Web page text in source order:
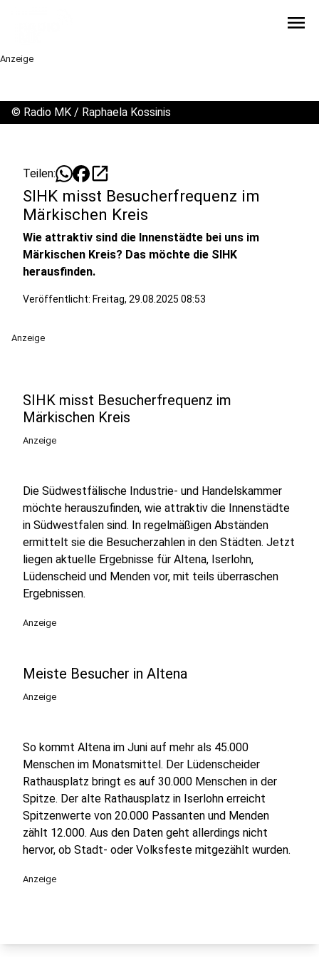
menu
Anzeige
© Radio MK / Raphaela Kossinis
Teilen: open_in_new
SIHK misst Besucherfrequenz im
Märkischen Kreis
Wie attraktiv sind die Innenstädte bei uns im
Märkischen Kreis? Das möchte die SIHK
herausfinden.
Veröffentlicht: Freitag, 29.08.2025 08:53
Anzeige
SIHK misst Besucherfrequenz im
Märkischen Kreis
Anzeige
Die Südwestfälische Industrie- und Handelskammer
möchte herauszufinden, wie attraktiv die Innenstädte
in Südwestfalen sind. In regelmäßigen Abständen
ermittelt sie die Besucherzahlen in den Städten. Jetzt
liegen aktuelle Ergebnisse für Altena, Iserlohn,
Lüdenscheid und Menden vor, mit teils überraschen
Ergebnissen.
Anzeige
Meiste Besucher in Altena
Anzeige
So kommt Altena im Juni auf mehr als 45.000
Menschen im Monatsmittel. Der Lüdenscheider
Rathausplatz bringt es auf 30.000 Menschen in der
Spitze. Der alte Rathausplatz in Iserlohn erreicht
Spitzenwerte von 20.000 Passanten und Menden
zählt 12.000. Aus den Daten geht allerdings nicht
hervor, ob Stadt- oder Volksfeste mitgezählt wurden.
Anzeige